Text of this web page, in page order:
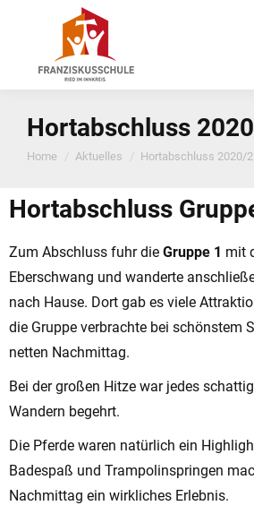
Hortabschluss
You are here:
Home Aktuelles Hortabschluss 2020/
Hortabschluss
Zum Abschluss fuhr die Gruppe 1 mit
Eberschwang und wanderte
nach Hause. Dort gab es viele
die Gruppe verbrachte bei schönstem
netten Nachmittag.
Bei der großen Hitze war jedes
Wandern begehrt.
Die Pferde waren natürlich ein
Badespaß und Trampolinspringen
Nachmittag ein wirkliches Erlebnis.